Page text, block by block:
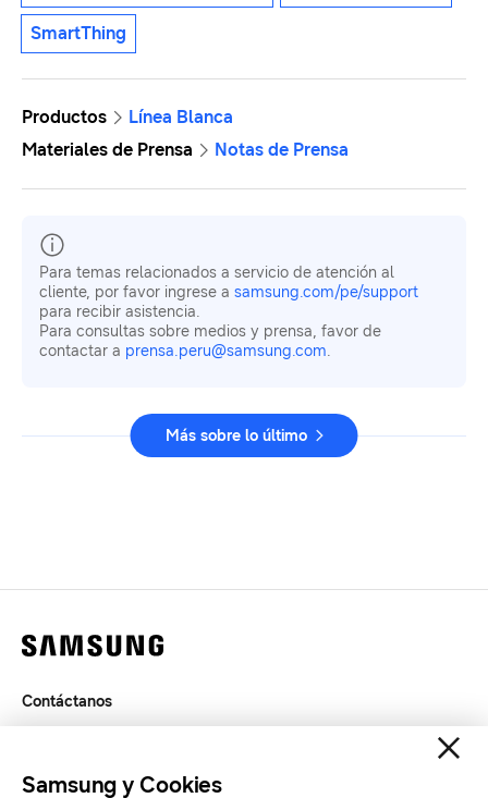
SmartThing
Productos
Línea Blanca
Materiales de Prensa
Notas de Prensa
Para temas relacionados a servicio de atención al
cliente, por favor ingrese a samsung.com/pe/support
para recibir asistencia.
Para consultas sobre medios y prensa, favor de
contactar a prensa.peru@samsung.com.
Más sobre lo último
Contáctanos
Samsung y Cookies